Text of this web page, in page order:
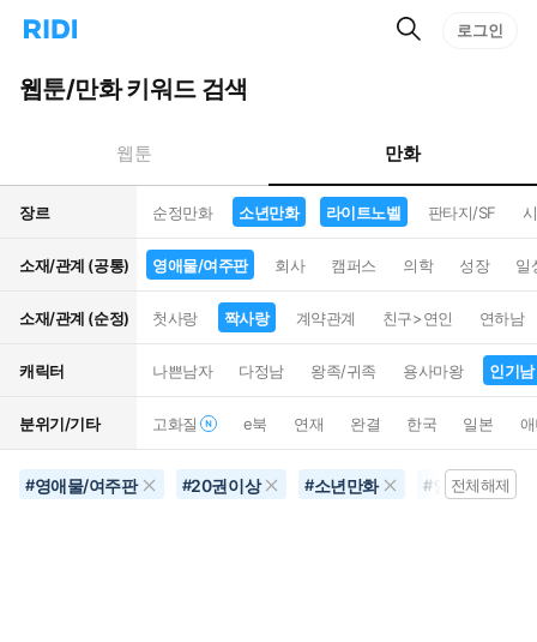
리
홈
으
턴
트
검
로그인
웹툰/만화 키워드 검색
웹툰 만화
장르 순정만화 소년만화 라이트노벨 판타지/SF
소재/관계 (공통) 영애물/여주판 회사 캠퍼스 의학 성장 일
소재/관계 (순정) 첫사랑 짝사랑 계약관계 친구>연인 연하남
캐릭터 나쁜남자 다정남 왕족/귀족 용사마왕 인기남
분위기/기타 고화질 e북 연재 완결 한국 일본
#영애물/여주판 #20권이상 #소년만화 #인기남
전체해제